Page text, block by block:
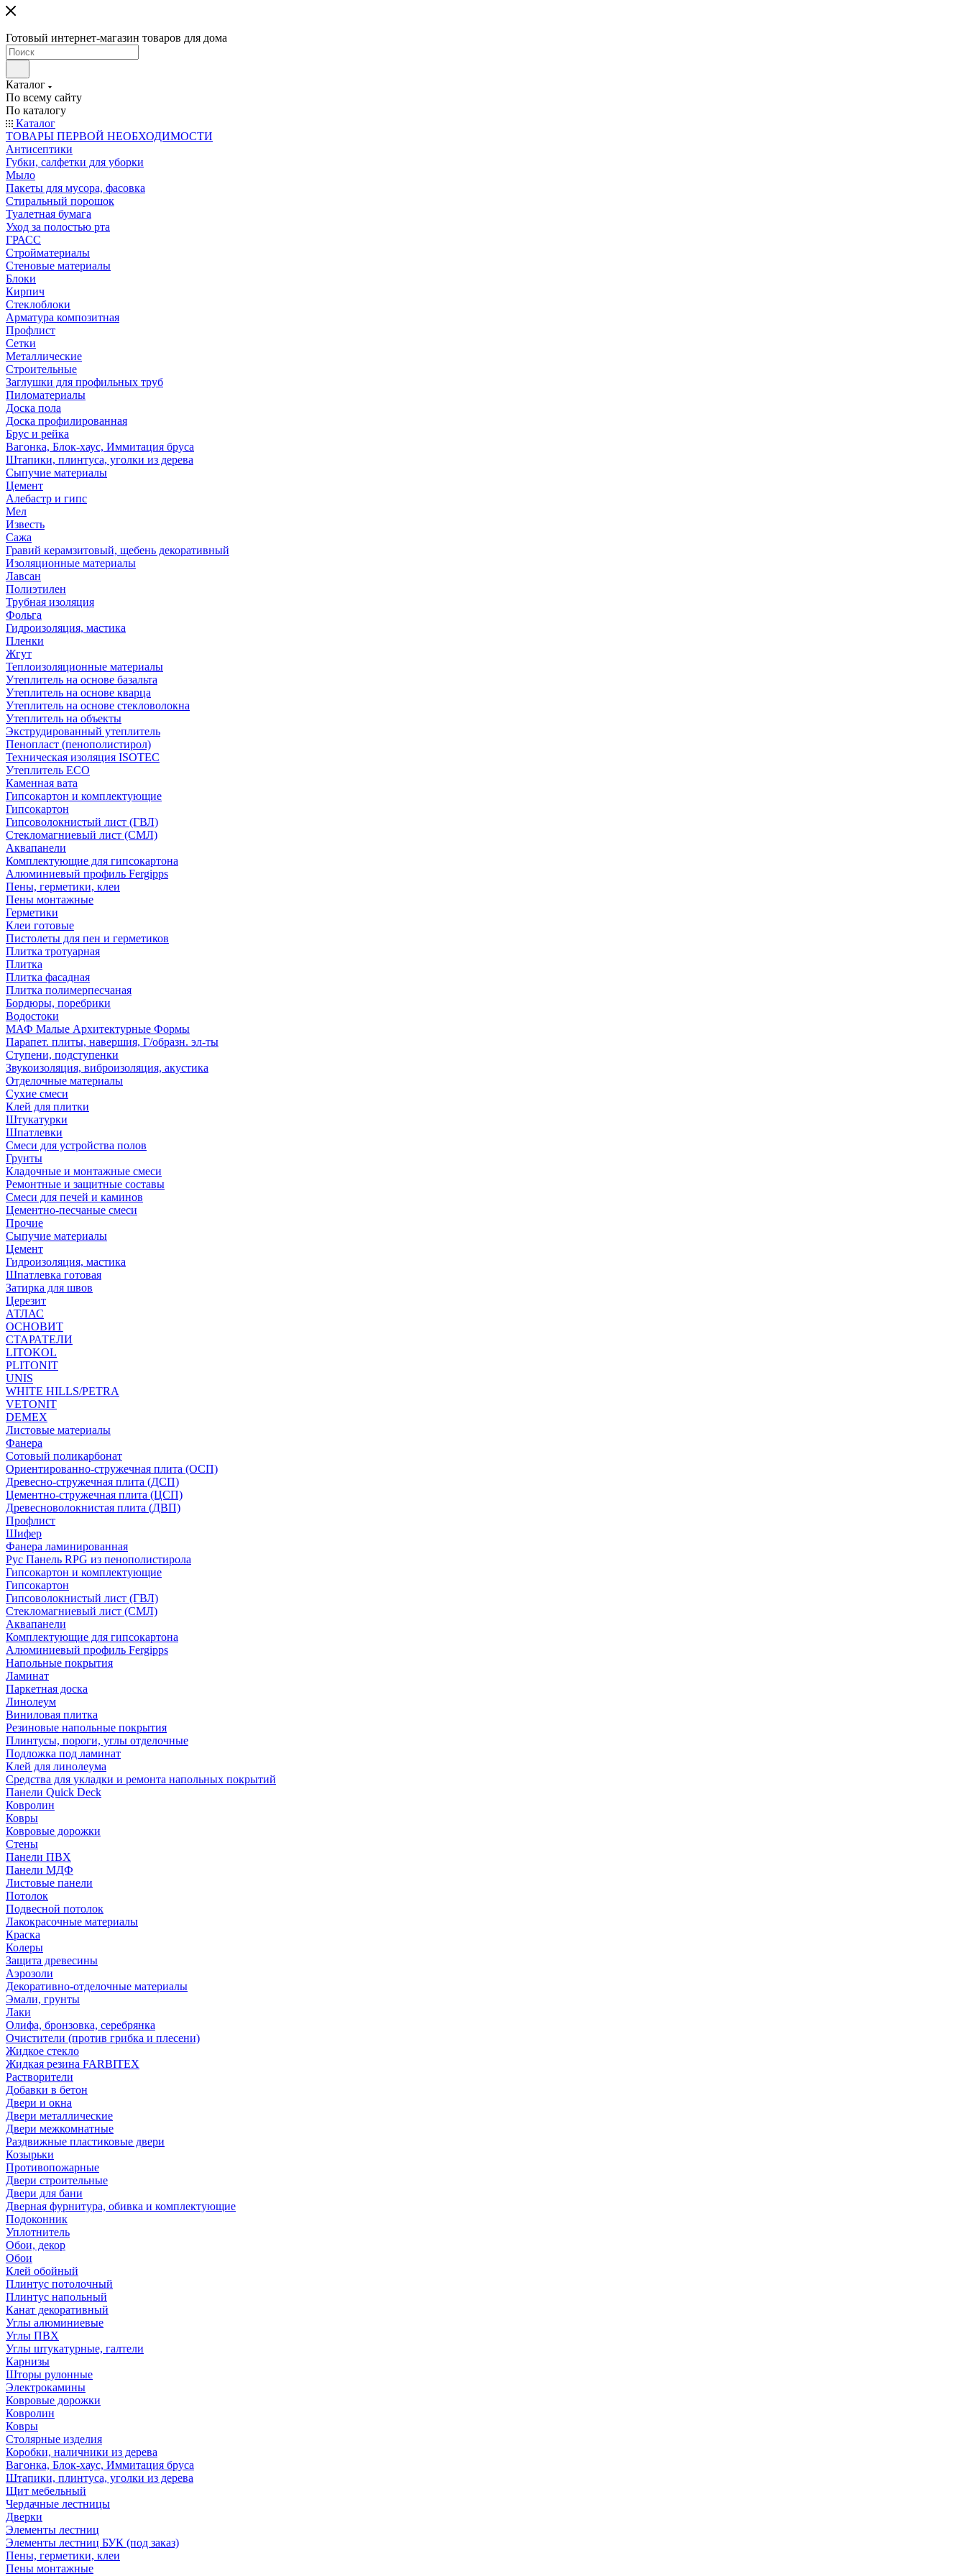
Готовый интернет-магазин товаров для дома
Каталог
По всему сайту
По каталогу
Каталог
ТОВАРЫ ПЕРВОЙ НЕОБХОДИМОСТИ
Антисептики
Губки, салфетки для уборки
Мыло
Пакеты для мусора, фасовка
Стиральный порошок
Туалетная бумага
Уход за полостью рта
ГРАСС
Стройматериалы
Стеновые материалы
Блоки
Кирпич
Стеклоблоки
Арматура композитная
Профлист
Сетки
Металлические
Строительные
Заглушки для профильных труб
Пиломатериалы
Доска пола
Доска профилированная
Брус и рейка
Вагонка, Блок-хаус, Иммитация бруса
Штапики, плинтуса, уголки из дерева
Сыпучие материалы
Цемент
Алебастр и гипс
Мел
Известь
Сажа
Гравий керамзитовый, щебень декоративный
Изоляционные материалы
Лавсан
Полиэтилен
Трубная изоляция
Фольга
Гидроизоляция, мастика
Пленки
Жгут
Теплоизоляционные материалы
Утеплитель на основе базальта
Утеплитель на основе кварца
Утеплитель на основе стекловолокна
Утеплитель на объекты
Экструдированный утеплитель
Пенопласт (пенополистирол)
Техническая изоляция ISOTEC
Утеплитель ECO
Каменная вата
Гипсокартон и комплектующие
Гипсокартон
Гипсоволокнистый лист (ГВЛ)
Стекломагниевый лист (СМЛ)
Аквапанели
Комплектующие для гипсокартона
Алюминиевый профиль Fergipps
Пены, герметики, клеи
Пены монтажные
Герметики
Клеи готовые
Пистолеты для пен и герметиков
Плитка тротуарная
Плитка
Плитка фасадная
Плитка полимерпесчаная
Бордюры, поребрики
Водостоки
МАФ Малые Архитектурные Формы
Парапет. плиты, навершия, Г/образн. эл-ты
Ступени, подступенки
Звукоизоляция, виброизоляция, акустика
Отделочные материалы
Сухие смеси
Клей для плитки
Штукатурки
Шпатлевки
Смеси для устройства полов
Грунты
Кладочные и монтажные смеси
Ремонтные и защитные составы
Смеси для печей и каминов
Цементно-песчаные смеси
Прочие
Сыпучие материалы
Цемент
Гидроизоляция, мастика
Шпатлевка готовая
Затирка для швов
Церезит
АТЛАС
ОСНОВИТ
СТАРАТЕЛИ
LITOKOL
PLITONIT
UNIS
WHITE HILLS/PETRA
VETONIT
DEMEX
Листовые материалы
Фанера
Сотовый поликарбонат
Ориентированно-стружечная плита (ОСП)
Древесно-стружечная плита (ДСП)
Цементно-стружечная плита (ЦСП)
Древесноволокнистая плита (ДВП)
Профлист
Шифер
Фанера ламинированная
Рус Панель RPG из пенополистирола
Гипсокартон и комплектующие
Гипсокартон
Гипсоволокнистый лист (ГВЛ)
Стекломагниевый лист (СМЛ)
Аквапанели
Комплектующие для гипсокартона
Алюминиевый профиль Fergipps
Напольные покрытия
Ламинат
Паркетная доска
Линолеум
Виниловая плитка
Резиновые напольные покрытия
Плинтусы, пороги, углы отделочные
Подложка под ламинат
Клей для линолеума
Средства для укладки и ремонта напольных покрытий
Панели Quick Deck
Ковролин
Ковры
Ковровые дорожки
Стены
Панели ПВХ
Панели МДФ
Листовые панели
Потолок
Подвесной потолок
Лакокрасочные материалы
Краска
Колеры
Защита древесины
Аэрозоли
Декоративно-отделочные материалы
Эмали, грунты
Лаки
Олифа, бронзовка, серебрянка
Очистители (против грибка и плесени)
Жидкое стекло
Жидкая резина FARBITEX
Растворители
Добавки в бетон
Двери и окна
Двери металлические
Двери межкомнатные
Раздвижные пластиковые двери
Козырьки
Противопожарные
Двери строительные
Двери для бани
Дверная фурнитура, обивка и комплектующие
Подоконник
Уплотнитель
Обои, декор
Обои
Клей обойный
Плинтус потолочный
Плинтус напольный
Канат декоративный
Углы алюминиевые
Углы ПВХ
Углы штукатурные, галтели
Карнизы
Шторы рулонные
Электрокамины
Ковровые дорожки
Ковролин
Ковры
Столярные изделия
Коробки, наличники из дерева
Вагонка, Блок-хаус, Иммитация бруса
Штапики, плинтуса, уголки из дерева
Щит мебельный
Чердачные лестницы
Дверки
Элементы лестниц
Элементы лестниц БУК (под заказ)
Пены, герметики, клеи
Пены монтажные